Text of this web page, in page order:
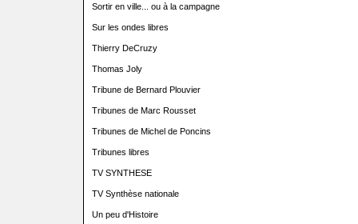
Sortir en ville... ou à la campagne
Sur les ondes libres
Thierry DeCruzy
Thomas Joly
Tribune de Bernard Plouvier
Tribunes de Marc Rousset
Tribunes de Michel de Poncins
Tribunes libres
TV SYNTHESE
TV Synthèse nationale
Un peu d'Histoire